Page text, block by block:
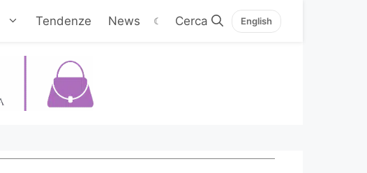
Tendenze News ☾ English